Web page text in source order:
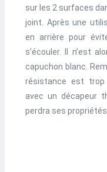
sur les 2 surfaces
joint. Après une
en arrière pour
s’écouler. Il n’est
capuchon blanc.
résistance est trop
avec un décapeur
perdra ses